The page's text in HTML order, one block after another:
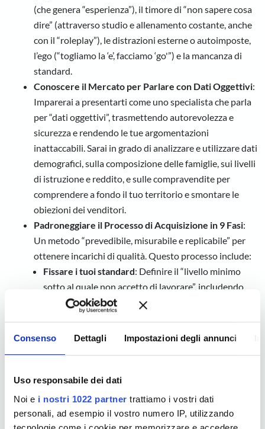
Consenso Dettagli Impostazioni degli annunci
Uso responsabile dei dati
Noi e i nostri 1022 partner trattiamo i vostri dati
personali, ad esempio il vostro numero IP, utilizzando
(che genera “esperienza”), il timore di “non sapere cosa
dire” (attraverso studio e allenamento costante, anche
con il “roleplay”), le distrazioni esterne o autoimposte,
l’ego (“togliamo la ‘e’, facciamo ‘go'”) e la mancanza di
standard.
Conoscere il Mercato per Parlare con Dati Oggettivi:
Imparerai a presentarti come uno specialista che parla
per “dati oggettivi”, trasmettendo autorevolezza e
sicurezza e rendendo le tue argomentazioni
inattaccabili. Sarai in grado di analizzare e utilizzare dati
demografici, sulla composizione delle famiglie, sui livelli
di istruzione e reddito, e sulle compravendite per
comprendere a fondo il tuo territorio e smontare le
obiezioni dei venditori.
Padroneggiare il Processo di Acquisizione in 9 Fasi:
Un metodo “prevedibile, misurabile e replicabile” per
ottenere incarichi di qualità. Questo processo include:
Fissare i tuoi standard: Definire il “livello minimo
sotto al quale non accetto di lavorare”, includendo
aspetti come zona, prezzo, esclusiva, durata,
provvigione, tipo di immobile e motivazione del
servizio come una risorsa e non un costo, attraverso
l’equazione “prezzo meno valore uguale costo”.
Conoscere il tuo cliente : Imparare a fare domande
pertinenti per comprendere il “progetto di vita” del